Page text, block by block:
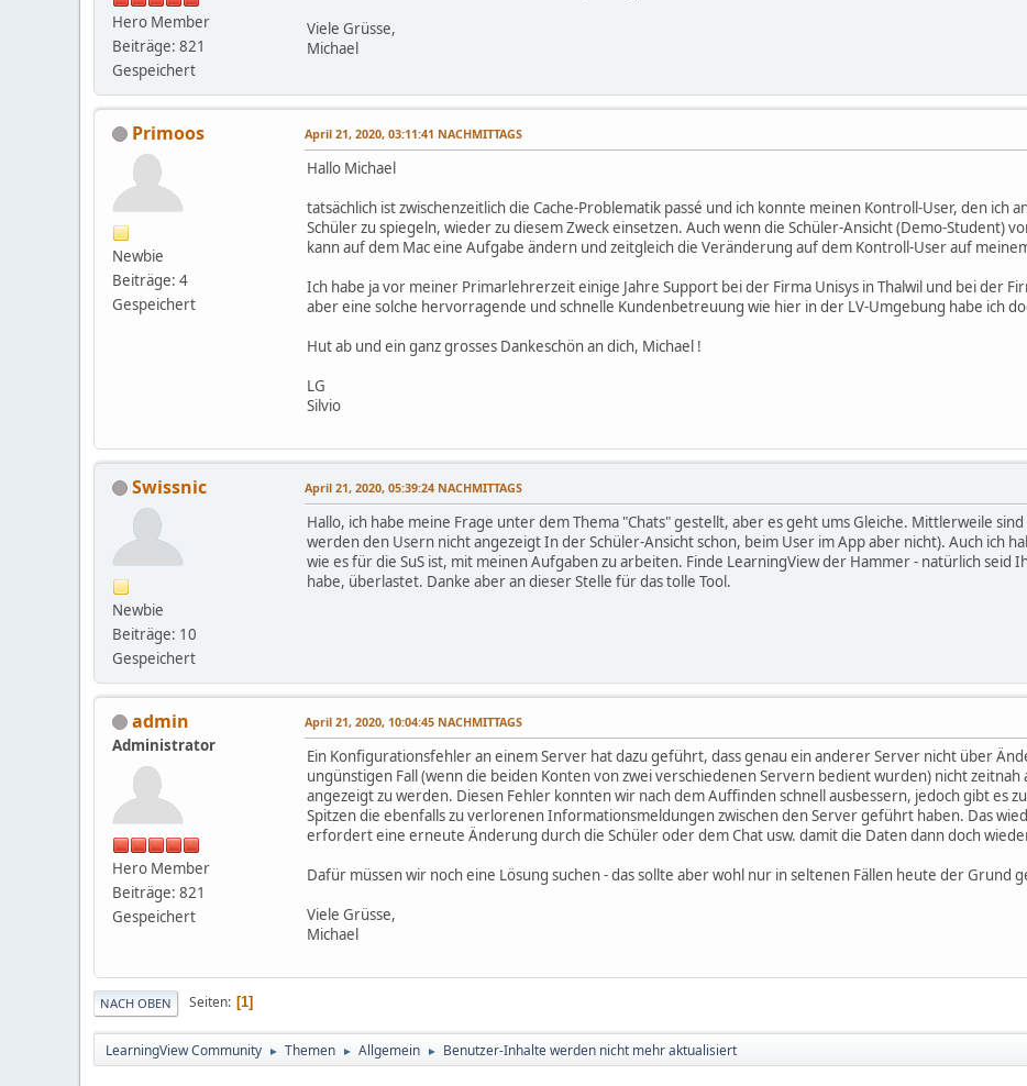
Hero Member
Beiträge: 821
Gespeichert
Viele Grüsse,
Michael
Primoos
Newbie
Beiträge: 4
Gespeichert
April 21, 2020, 03:11:41 NACHMITTAGS
Hallo Michael
tatsächlich ist zwischenzeitlich die Cache-Problematik passé und ich konnte meinen Kontroll-User, den ich
Schüler zu spiegeln, wieder zu diesem Zweck einsetzen. Auch wenn die Schüler-Ansicht (Demo-Student)
kann auf dem Mac eine Aufgabe ändern und zeitgleich die Veränderung auf dem Kontroll-User auf
Ich habe ja vor meiner Primarlehrerzeit einige Jahre Support bei der Firma Unisys in Thalwil und bei der
aber eine solche hervorragende und schnelle Kundenbetreuung wie hier in der LV-Umgebung habe ich
Hut ab und ein ganz grosses Dankeschön an dich, Michael !
LG
Silvio
Swissnic
Newbie
Beiträge: 10
Gespeichert
April 21, 2020, 05:39:24 NACHMITTAGS
Hallo, ich habe meine Frage unter dem Thema "Chats" gestellt, aber es geht ums Gleiche. Mittlerweile
werden den Usern nicht angezeigt In der Schüler-Ansicht schon, beim User im App aber nicht). Auch ich
wie es für die SuS ist, mit meinen Aufgaben zu arbeiten. Finde LearningView der Hammer - natürlich seid
habe, überlastet. Danke aber an dieser Stelle für das tolle Tool.
admin
Administrator
Hero Member
Beiträge: 821
Gespeichert
April 21, 2020, 10:04:45 NACHMITTAGS
Ein Konfigurationsfehler an einem Server hat dazu geführt, dass genau ein anderer Server nicht über
ungünstigen Fall (wenn die beiden Konten von zwei verschiedenen Servern bedient wurden) nicht
angezeigt zu werden. Diesen Fehler konnten wir nach dem Auffinden schnell ausbessern, jedoch gibt es
Spitzen die ebenfalls zu verlorenen Informationsmeldungen zwischen den Server geführt haben. Das
erfordert eine erneute Änderung durch die Schüler oder dem Chat usw. damit die Daten dann doch
Dafür müssen wir noch eine Lösung suchen - das sollte aber wohl nur in seltenen Fällen heute der Grund
Viele Grüsse,
Michael
NACH OBEN Seiten 1
LearningView Community ► Themen ► Allgemein ► Benutzer-Inhalte werden nicht mehr aktualisiert